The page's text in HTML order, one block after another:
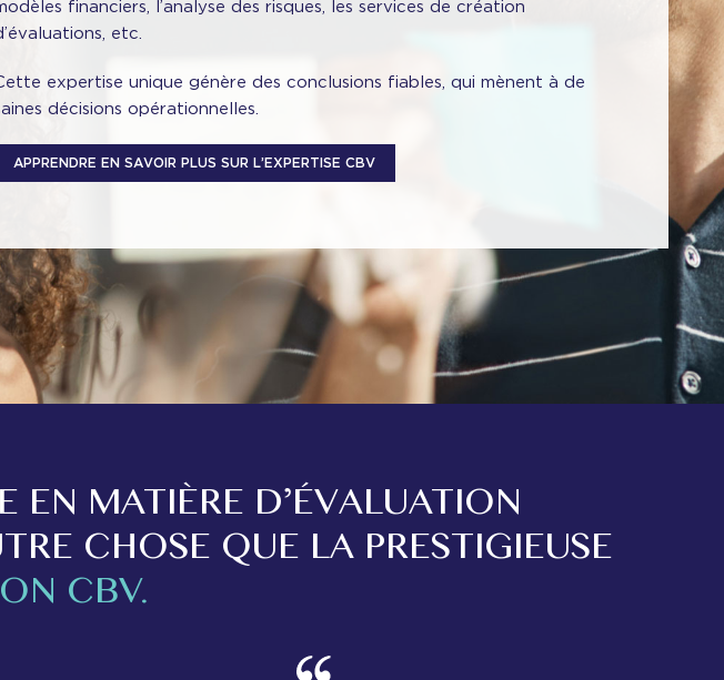
financiers, l’analyse des risques, les services de création
etc.
expertise unique génère des conclusions fiables, qui mènent à de
décisions opérationnelles.
APPRENDRE EN SAVOIR PLUS SUR L’EXPERTISE CBV
EN MATIÈRE D’ÉVALUATION
CHOSE QUE LA PRESTIGIEUSE
CBV.